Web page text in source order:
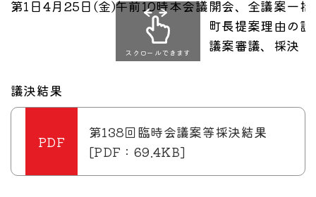
第1日4月25日(金)午前10時本会議開会、全議案一
町長提案理由の説
議案審議、採決
スクロールできます
議決結果
第138回臨時会議案等採決結果
[PDF：69.4KB]